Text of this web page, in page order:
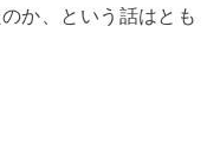
か、という話はとも